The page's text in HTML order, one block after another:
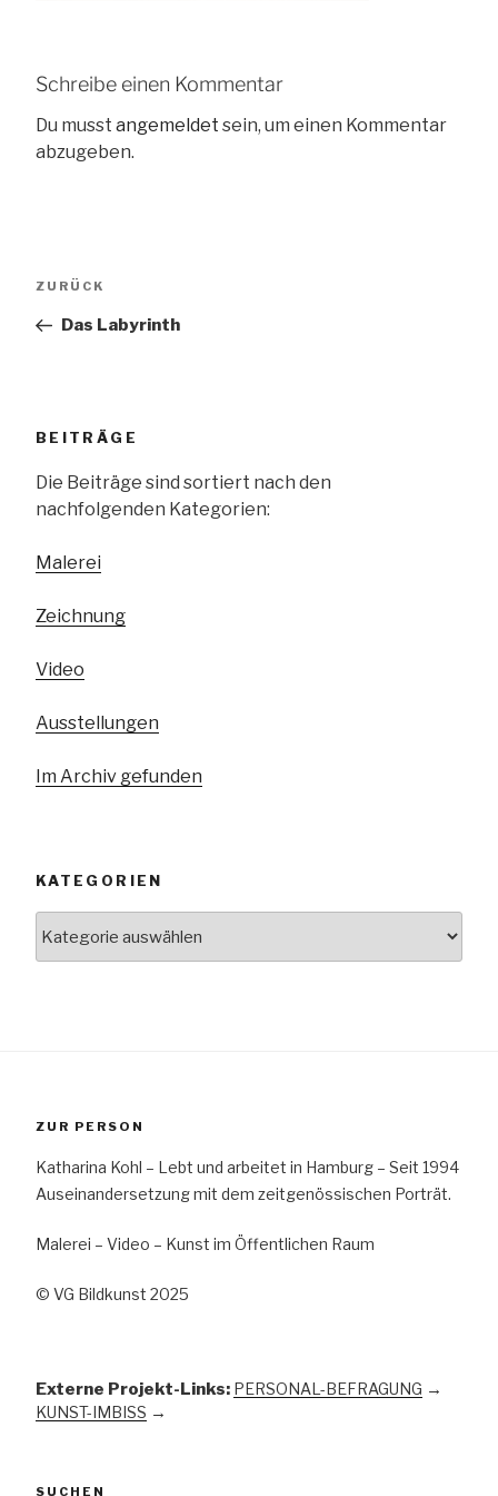
Schreibe einen Kommentar
Du musst angemeldet sein, um einen Kommentar
abzugeben.
Vorheriger
ZURÜCK
Das Labyrinth
BEITRÄGE
Die Beiträge sind sortiert nach den
nachfolgenden Kategorien:
Malerei
Zeichnung
Video
Ausstellungen
Im Archiv gefunden
KATEGORIEN
ZUR PERSON
Katharina Kohl – Lebt und arbeitet in Hamburg – Seit 1994
Auseinandersetzung mit dem zeitgenössischen Porträt.
Malerei – Video – Kunst im Öffentlichen Raum
© VG Bildkunst 2025
Externe Projekt-Links: PERSONAL-BEFRAGUNG →
KUNST-IMBISS →
SUCHEN